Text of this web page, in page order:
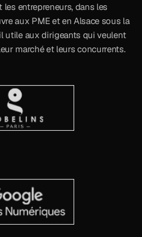
entrepreneurs, dans les
aux PME et en Alsace sous la
utile aux dirigeants qui veulent
marché et leurs concurrents.